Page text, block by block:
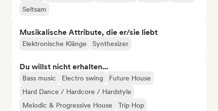
Seltsam
Musikalische Attribute, die er/sie liebt
Elektronische Klänge Synthesizer
Du willst nicht erhalten...
Bass music Electro swing
Future House
Hard Dance / Hardcore / Hardstyle
Melodic & Progressive House
Trip Hop